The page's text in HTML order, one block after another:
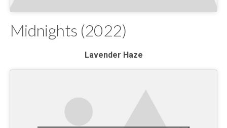
Midnights (2022)
Lavender Haze